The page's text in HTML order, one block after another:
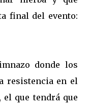
final del evento:
donde los
resistencia en el
el que tendrá que